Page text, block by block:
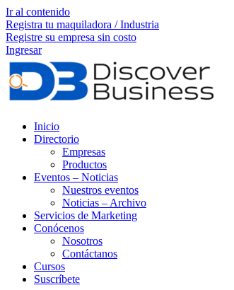
Ir al contenido
Registra tu maquiladora / Industria
Registre su empresa sin costo
Ingresar
Inicio
Directorio
Empresas
Productos
Eventos – Noticias
Nuestros eventos
Noticias – Archivo
Servicios de Marketing
Conócenos
Nosotros
Contáctanos
Cursos
Suscríbete